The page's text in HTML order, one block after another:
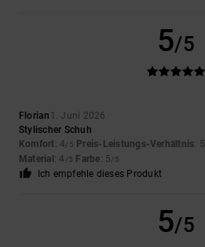
5/5
Florian 1. Juni 2026
Stylischer Schuh
Komfort: 4/5 Preis-Leistungs-Verhältnis: 5
Material : 4 /5 Farbe: 5/5
Ich empfehle dieses Produkt
5/5